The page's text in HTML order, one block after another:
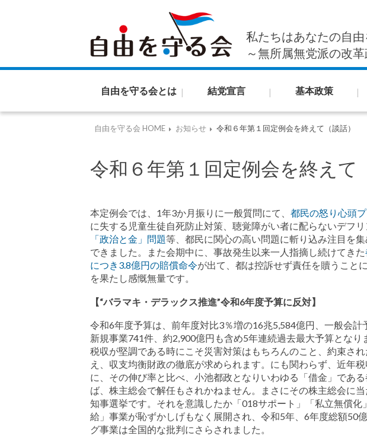
私たちはあなたの自
～無所属無党派の改
自由を守る会とは 結党宣言 基本政策
自由を守る会 HOME お知らせ 令和６年第１回定例会を終えて（談話）
令和６年第１回定例会を終えて
本定例会では、1年3か月振りに一般質問にて、 都民の怒り心頭
に失する児童生徒自死防止対策、聴覚障がい者に配らないデフ
「政治と金」問題等、都民に関心の高い問題に斬り込み注目を
できました。また会期中に、事故発生以来一人指摘し続けてきた
につき3.8億円の賠償命令が出て、都は控訴せず責任を贖うこと
を果たし感慨無量です。
【“バラマキ・デラックス推進”令和6年度予算に反対】
令和6年度予算は、前年度対比3％増の16兆5,584億円、一般会計
新規事業741件、約2,900億円も含め5年連続過去最大予算となり
税収が堅調である時にこそ災害対策はもちろんのこと、約束さ
え、収支均衡財政の徹底が求められます。にも関わらず、近年
に、その伸び率と比べ、小池都政となりいわゆる「借金」であ
ば、株主総会で解任もされかねません。まさにその株主総会に
知事選挙です。それを意識したか「018サポート」「私立無償化
給」事業が恥ずかしげもなく展開され、令和5年、6年度総額50
グ事業は全国的な批判にさらされました。